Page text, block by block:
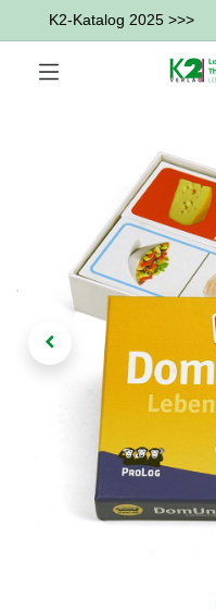
K2-Katalog 2025 >>>